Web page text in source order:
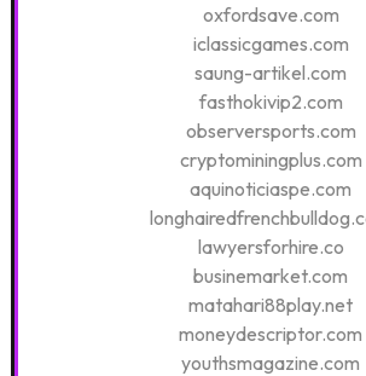
oxfordsave.com
iclassicgames.com
saung-artikel.com
fasthokivip2.com
observersports.com
cryptominingplus.com
aquinoticiaspe.com
lawyersforhire.co
businemarket.com
matahari88play.net
moneydescriptor.com
youthsmagazine.com